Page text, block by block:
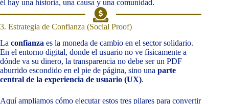
él hay una historia, una causa y una comunidad.
3. Estrategia de Confianza (Social Proof)
La confianza es la moneda de cambio en el sector solidario.
En el entorno digital, donde el usuario no ve físicamente a
dónde va su dinero, la transparencia no debe ser un PDF
aburrido escondido en el pie de página, sino una parte
central de la experiencia de usuario (UX).
Aquí ampliamos cómo ejecutar estos tres pilares para convertir